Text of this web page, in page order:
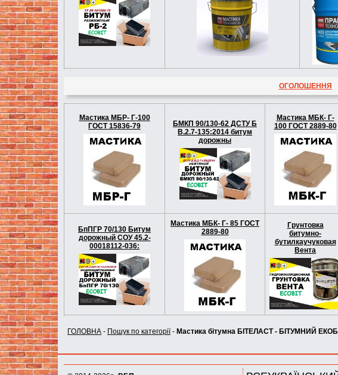
ОГОЛОШЕННЯ
Мастика МБР- Г-100
ГОСТ 15836-79
БМКП 90/130-62 ДСТУ Б
В.2.7-135:2014 битум
дорожны
Мастика МБК- Г-
100 ГОСТ 2889-80
БпПГР 70/130 Битум
дорожный СОУ 45.2-
00018112-036:
Мастика МБК- Г- 85 ГОСТ
2889-80
Грунтовка
битумно-
бутилкаучуковая
Вента
ГОЛОВНА - Пошук по категорії- Мастика бітумна БІТЕЛАСТ - БІТУМНИЙ